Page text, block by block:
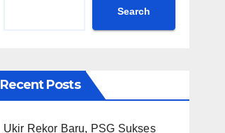
Search
Recent Posts
Ukir Rekor Baru, PSG Sukses